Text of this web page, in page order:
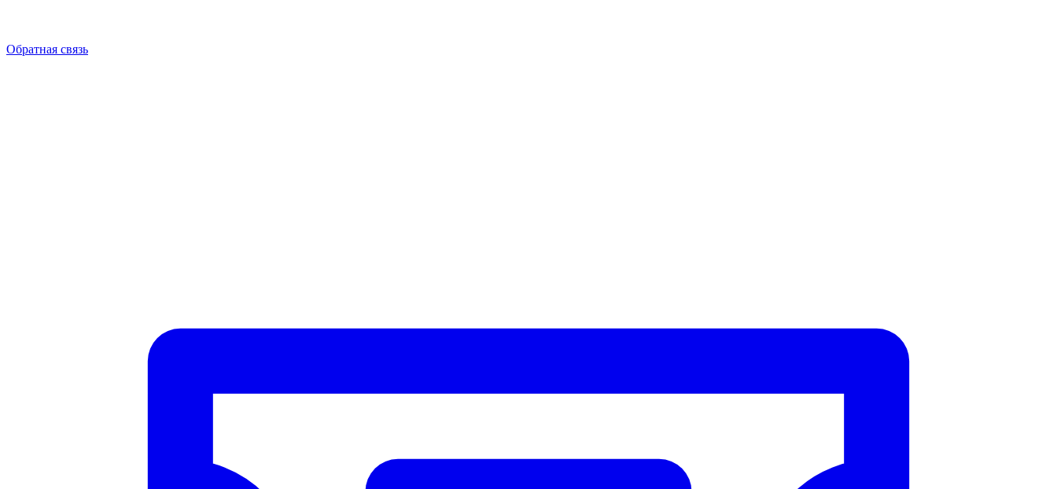
Обратная связь